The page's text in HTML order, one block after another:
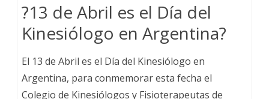
?13 de Abril es el Día del
Kinesiólogo en Argentina?
El 13 de Abril es el Día del Kinesiólogo en
Argentina, para conmemorar esta fecha el
Colegio de Kinesiólogos y Fisioterapeutas de